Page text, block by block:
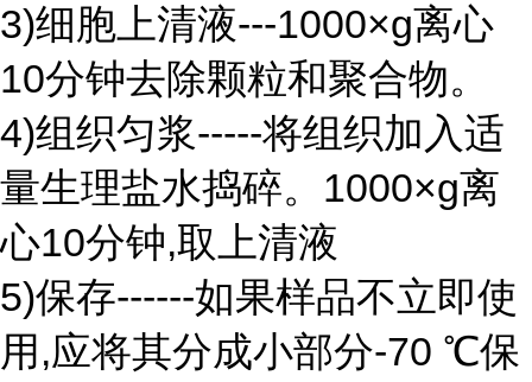
3)细胞上清液---1000×g离心
10分钟去除颗粒和聚合物。
4)组织匀浆-----将组织加入适
量生理盐水捣碎。1000×g离
心10分钟,取上清液
5)保存------如果样品不立即使
用,应将其分成小部分-70 ℃保